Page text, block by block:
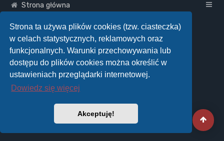
Strona ta używa plików cookies (tzw. ciasteczka)
w celach statystycznych, reklamowych oraz
funkcjonalnych. Warunki przechowywania lub
dostępu do plików cookies można określić w
ustawieniach przeglądarki internetowej.
Dowiedz się więcej
Akceptuję!
Strona główna